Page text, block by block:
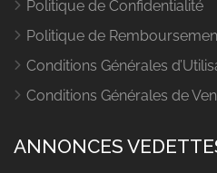
Politique de Confidentialité
Politique de
Conditions Générales
Conditions Générales de
ANNONCES